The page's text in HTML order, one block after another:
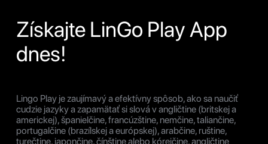
Získajte LinGo Play App
dnes!
Lingo Play je zaujímavý a efektívny spôsob, ako sa naučiť
cudzie jazyky a zapamätať si slová v angličtine (britskej a
americkej), španielčine, francúzštine, nemčine, taliančine,
portugalčine (brazílskej a európskej), arabčine, ruštine,
turečtine, japončine, čínštine alebo kórejčine, angličtine